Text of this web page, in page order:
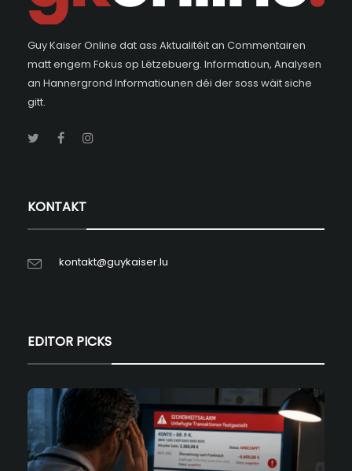
Guy Kaiser Online dat ass Aktualitéit an Commentairen
matt engem Fokus op Lëtzebuerg. Informatioun, Analysen
an Hannergrond Informatiounen déi der soss wäit siche
gitt.
KONTAKT
kontakt@guykaiser.lu
EDITOR PICKS